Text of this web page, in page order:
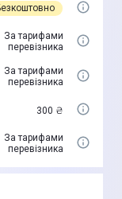
За тарифами
перевізника
За тарифами
перевізника
300 ₴
За тарифами
перевізника